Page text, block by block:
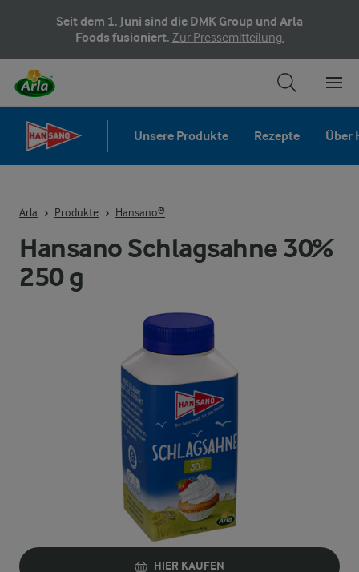
Seit dem 1. Juni sind die DMK Group und Arla
Foods fusioniert. Zur Pressemitteilung.
Unsere Produkte Rezepte Über
Arla Produkte Hansano®
Hansano Schlagsahne 30%
250 g
HIER KAUFEN